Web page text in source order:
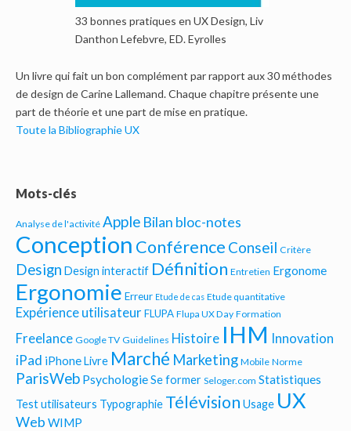
33 bonnes pratiques en UX Design, Liv
Danthon Lefebvre, ED. Eyrolles
Un livre qui fait un bon complément par rapport aux 30 méthodes
de design de Carine Lallemand. Chaque chapitre présente une
part de théorie et une part de mise en pratique.
Toute la Bibliographie UX
Mots-clés
Analyse de l'activité Apple Bilan bloc-notes
Conception Conférence Conseil Critère
Design Design interactif Définition Entretien Ergonome
Ergonomie Erreur Etude de cas Etude quantitative
Expérience utilisateur FLUPA Flupa UX Day Formation
Freelance Google TV Guidelines Histoire IHM Innovation
iPad iPhoneLivre Marché Marketing Mobile Norme
ParisWeb PsychologieSe former Seloger.com Statistiques
Test utilisateurs Typographie Télévision Usage UX
Web WIMP